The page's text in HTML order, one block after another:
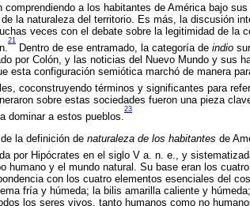
a los habitantes de América bajo
de la naturaleza del territorio. Es más, la discusión
veces con el debate sobre la legitimidad de la
21
Dentro de ese entramado, la categoría de indio
por Colón, y las noticias del Nuevo Mundo y sus
esta configuración semiótica marchó de manera
coconstruyendo términos y significantes para
sobre estas sociedades fueron una pieza
dominar a estos pueblos.
23
la definición de naturaleza de los habitantes de
por Hipócrates en el siglo V a. n. e., y
humano y el mundo natural. Su base eran los
con los cuatro elementos esenciales del
fría y húmeda; la bilis amarilla caliente y
los seres vivos, tanto humanos como no